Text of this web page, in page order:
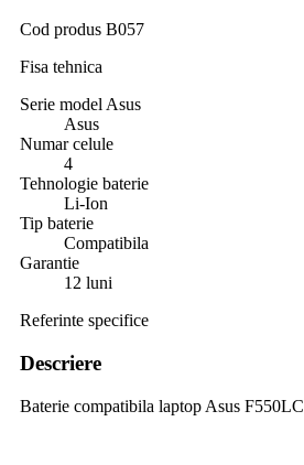
Cod produs B057
Fisa tehnica
Serie model Asus
Asus
Numar celule
4
Tehnologie baterie
Li-Ion
Tip baterie
Compatibila
Garantie
12 luni
Referinte specifice
Descriere
Baterie compatibila laptop Asus F550LC